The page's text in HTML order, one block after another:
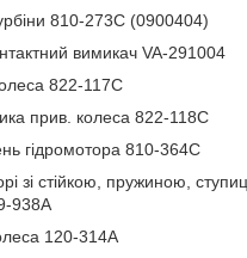
810-273C (0900404)
вимикач VA-291004
822-117C
прив. колеса 822-118C
гідромотора 810-364C
зі стійкою, пружиною,
938A
120-314A